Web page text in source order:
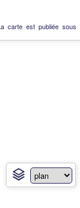
carte est publiée